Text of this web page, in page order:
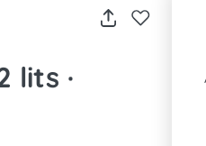
lits ·